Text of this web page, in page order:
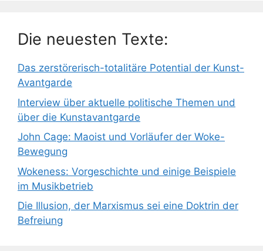
Die neuesten Texte:
Das zerstörerisch-totalitäre Potential der Kunst-
Avantgarde
Interview über aktuelle politische Themen und
über die Kunstavantgarde
John Cage: Maoist und Vorläufer der Woke-
Bewegung
Wokeness: Vorgeschichte und einige Beispiele
im Musikbetrieb
Die Illusion, der Marxismus sei eine Doktrin der
Befreiung